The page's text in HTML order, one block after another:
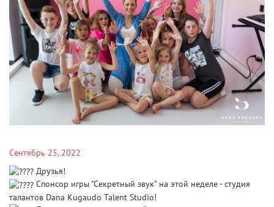
Сентябрь 25, 2022
Друзья!
Спонсор игры "Секретный звук" на этой неделе - студия
талантов Dana Kugaudo Talent Studio!